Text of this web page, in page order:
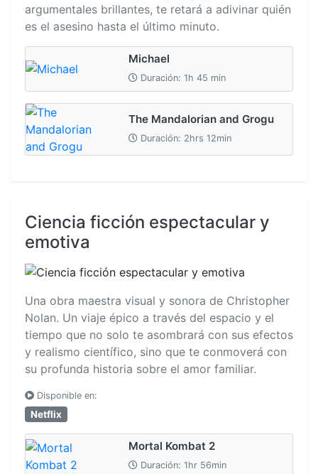
argumentales brillantes, te retará a adivinar quién
es el asesino hasta el último minuto.
Michael
Duración: 1h 45 min
The Mandalorian and Grogu
Duración: 2hrs 12min
Ciencia ficción espectacular y
emotiva
Una obra maestra visual y sonora de Christopher
Nolan. Un viaje épico a través del espacio y el
tiempo que no solo te asombrará con sus efectos
y realismo científico, sino que te conmoverá con
su profunda historia sobre el amor familiar.
Disponible en:
Netflix
Mortal Kombat 2
Duración: 1hr 56min